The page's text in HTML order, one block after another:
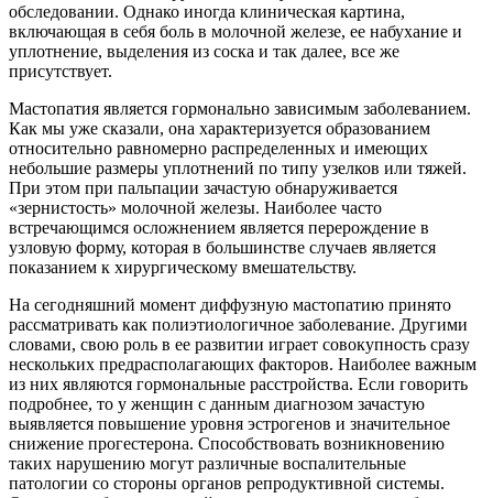
обследовании. Однако иногда клиническая картина,
включающая в себя боль в молочной железе, ее набухание и
уплотнение, выделения из соска и так далее, все же
присутствует.
Мастопатия является гормонально зависимым заболеванием.
Как мы уже сказали, она характеризуется образованием
относительно равномерно распределенных и имеющих
небольшие размеры уплотнений по типу узелков или тяжей.
При этом при пальпации зачастую обнаруживается
«зернистость» молочной железы. Наиболее часто
встречающимся осложнением является перерождение в
узловую форму, которая в большинстве случаев является
показанием к хирургическому вмешательству.
На сегодняшний момент диффузную мастопатию принято
рассматривать как полиэтиологичное заболевание. Другими
словами, свою роль в ее развитии играет совокупность сразу
нескольких предрасполагающих факторов. Наиболее важным
из них являются гормональные расстройства. Если говорить
подробнее, то у женщин с данным диагнозом зачастую
выявляется повышение уровня эстрогенов и значительное
снижение прогестерона. Способствовать возникновению
таких нарушению могут различные воспалительные
патологии со стороны органов репродуктивной системы.